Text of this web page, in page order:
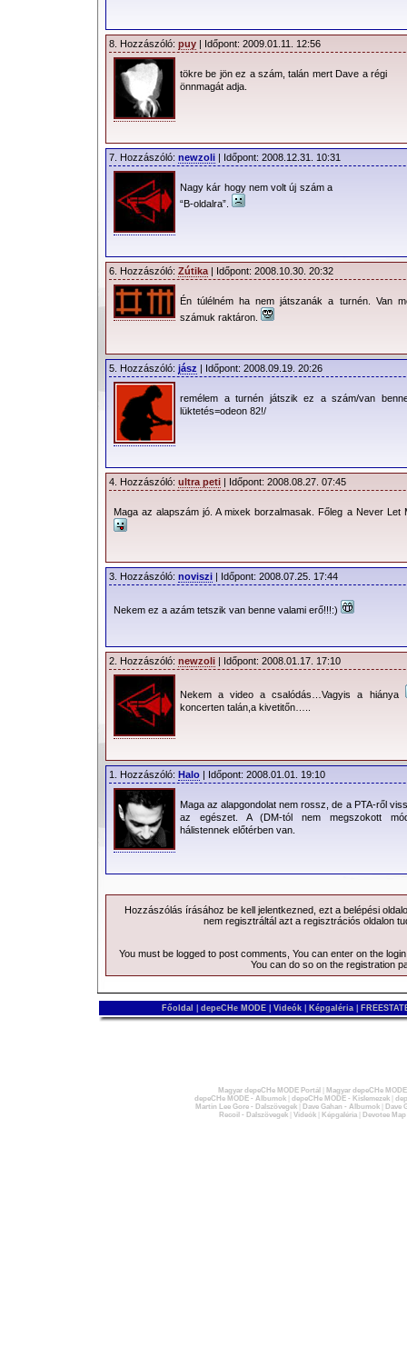
8. Hozzászóló: puy | Időpont: 2009.01.11. 12:56
tökre be jön ez a szám, talán mert Dave a régi
önnmagát adja.
7. Hozzászóló: newzoli | Időpont: 2008.12.31. 10:31
Nagy kár hogy nem volt új szám a
“B-oldalra”.
6. Hozzászóló: Zútika | Időpont: 2008.10.30. 20:32
Én túlélném ha nem játszanák a turnén. Van
számuk raktáron.
5. Hozzászóló: jász | Időpont: 2008.09.19. 20:26
remélem a turnén játszik ez a szám/van
lüktetés=odeon 82!/
4. Hozzászóló: ultra peti | Időpont: 2008.08.27. 07:45
Maga az alapszám jó. A mixek borzalmasak. Főleg a Never Let
3. Hozzászóló: noviszi | Időpont: 2008.07.25. 17:44
Nekem ez a azám tetszik van benne valami erő!!!:)
2. Hozzászóló: newzoli | Időpont: 2008.01.17. 17:10
Nekem a video a csalódás…Vagyis a hiánya
koncerten talán,a kivetitőn…..
1. Hozzászóló: Halo | Időpont: 2008.01.01. 19:10
Maga az alapgondolat nem rossz, de a PTA-ről
az egészet. A (DM-tól nem megszokott
hálistennek előtérben van.
Hozzászólás írásához be kell jelentkezned, ezt a belépési
nem regisztráltál azt a regisztrációs oldalon
You must be logged to post comments, You can enter on the
You can do so on the registration
Főoldal depeCHe MODE Videók Képgaléria
Magyar depeCHe MODE Portál
Magyar depeCHe
depeCHe MODE - Albumok| depeCHe MODE - Kislemezek|
Martin Lee Gore - Dalszövegek| Dave Gahan - Albumok|
Dave
Recoil - Dalszövegek| Videók| Képgaléria| Devotee Map